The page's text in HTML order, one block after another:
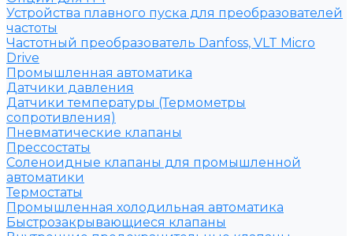
Устройства плавного пуска для преобразователей
частоты
Частотный преобразователь Danfoss, VLT Micro
Drive
Промышленная автоматика
Датчики давления
Датчики температуры (Термометры
сопротивления)
Пневматические клапаны
Прессостаты
Соленоидные клапаны для промышленной
автоматики
Термостаты
Промышленная холодильная автоматика
Быстрозакрывающиеся клапаны